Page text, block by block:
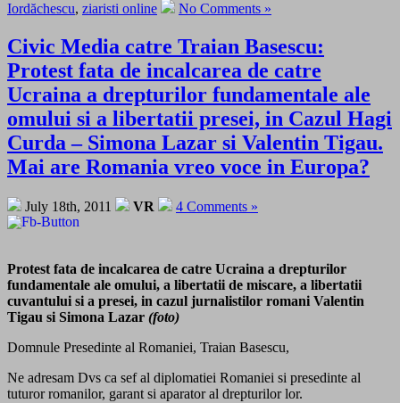
Iordăchescu, ziaristi online No Comments »
Civic Media catre Traian Basescu:
Protest fata de incalcarea de catre
Ucraina a drepturilor fundamentale ale
omului si a libertatii presei, in Cazul Hagi
Curda – Simona Lazar si Valentin Tigau.
Mai are Romania vreo voce in Europa?
July 18th, 2011 VR 4 Comments »
Protest fata de incalcarea de catre Ucraina a drepturilor
fundamentale ale omului, a libertatii de miscare, a libertatii
cuvantului si a presei, in cazul jurnalistilor romani Valentin
Tigau si Simona Lazar (foto)
Domnule Presedinte al Romaniei, Traian Basescu,
Ne adresam Dvs ca sef al diplomatiei Romaniei si presedinte al
tuturor romanilor, garant si aparator al drepturilor lor.